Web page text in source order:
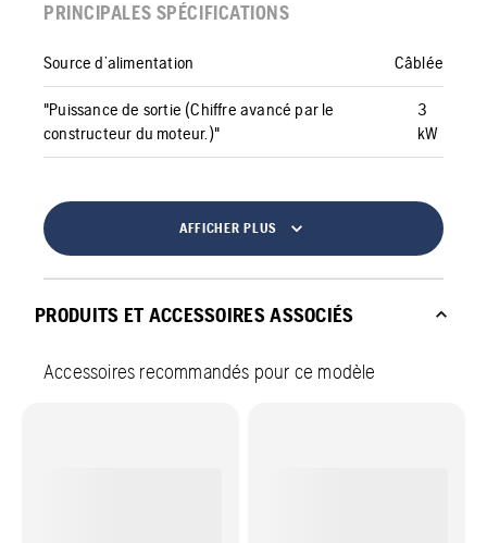
PRINCIPALES SPÉCIFICATIONS
Source d’alimentation Câblée
"Puissance de sortie (Chiffre avancé par le
constructeur du moteur.)"
3
kW
AFFICHER PLUS
PRODUITS ET ACCESSOIRES ASSOCIÉS
Accessoires recommandés pour ce modèle